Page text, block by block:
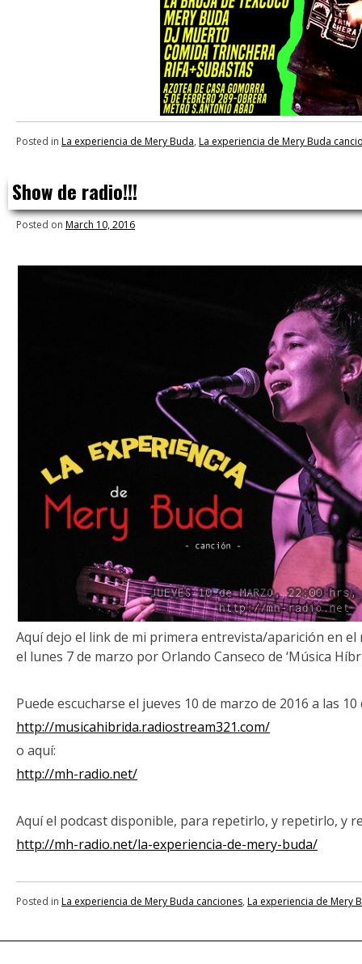
Posted in La experiencia de Mery Buda, La experiencia de Mery Buda
Show de radio!!!
Posted on March 10, 2016
Aquí dejo el link de mi primera entrevista/aparición en
el lunes 7 de marzo por Orlando Canseco de ‘Música
Puede escucharse el jueves 10 de marzo de 2016 a las
http://musicahibrida.radiostream321.com/
o aquí:
http://mh-radio.net/
Aquí el podcast disponible, para repetirlo, y repetirlo, y
http://mh-radio.net/la-experiencia-de-mery-buda/
Posted in La experiencia de Mery Buda canciones, La experiencia de Mery